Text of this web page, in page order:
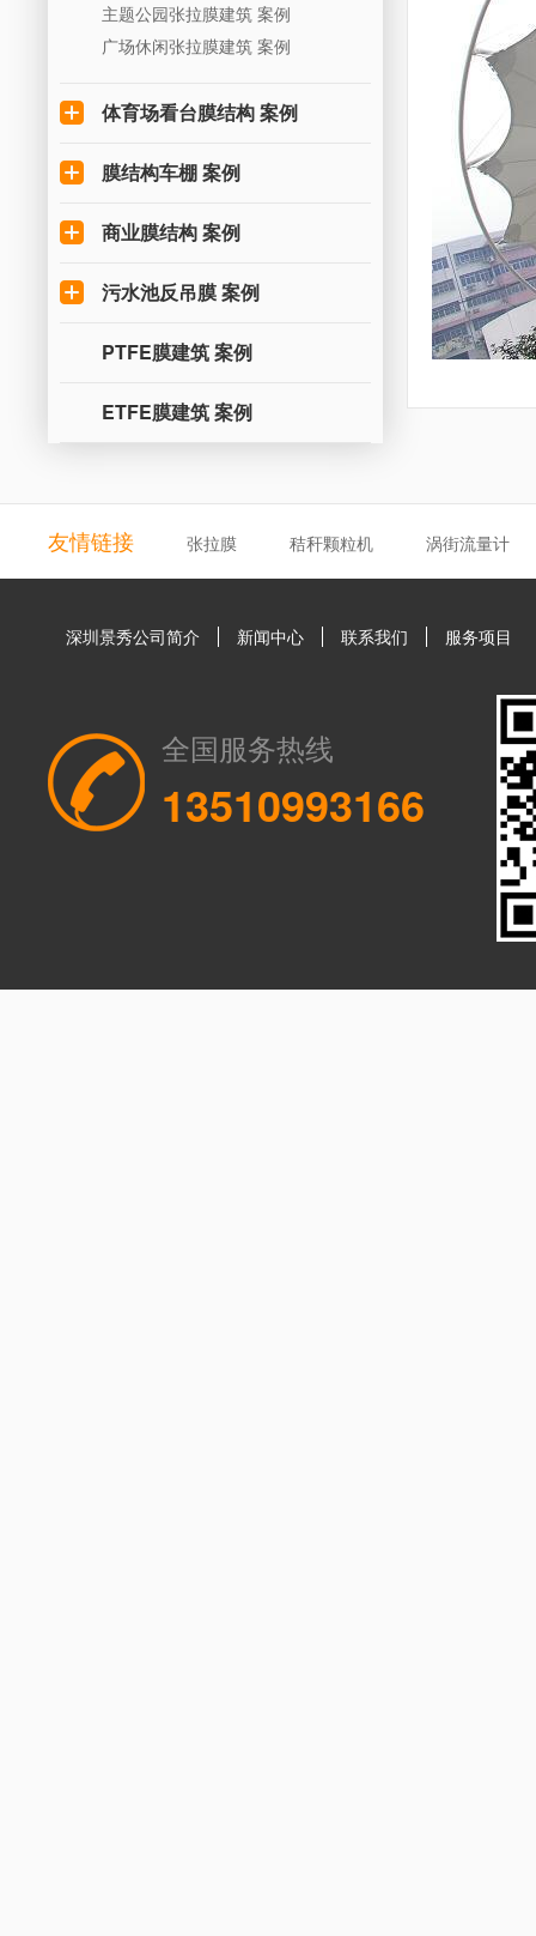
主题公园张拉膜建筑 案例
广场休闲张拉膜建筑 案例
体育场看台膜结构 案例
膜结构车棚 案例
商业膜结构 案例
污水池反吊膜 案例
PTFE膜建筑 案例
ETFE膜建筑 案例
友情链接 张拉膜 秸秆颗粒机 涡街流量计
深圳景秀公司简介 新闻中心 联系我们 服务项目
全国服务热线
13510993166